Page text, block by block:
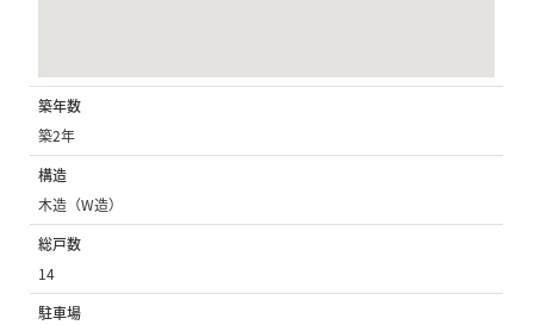
築年数
築2年
構造
木造（W造）
総戸数
14
駐車場